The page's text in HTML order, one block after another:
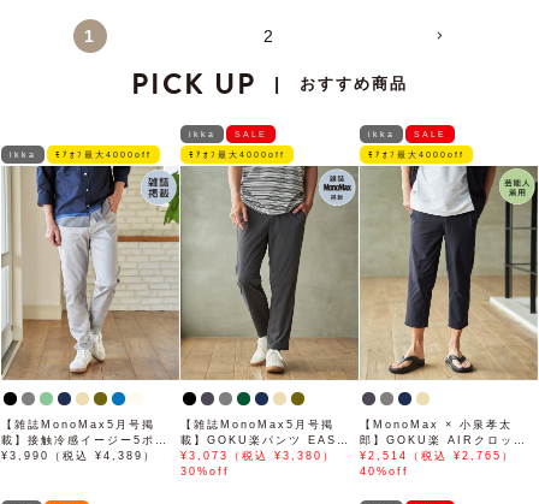
1 2
PICK UP | おすすめ商品
ikka ﾓｱｵﾌ最大4000off
【雑誌MonoMax5月号掲
載】接触冷感イージー5ポケ
ット
¥3,990（税込 ¥4,389）
ikka SALE
ﾓｱｵﾌ最大4000off
【雑誌MonoMax5月号掲
載】GOKU楽パンツ EASY
STRETCH 冷感アンクル
【接触冷感】「小泉孝太郎さ
¥3,073（税込 ¥3,380）
30%off
ikka SALE
ﾓｱｵﾌ最大4000off
【MonoMax × 小泉孝太
郎】GOKU楽 AIRクロップ
ドパンツ「小泉孝太郎さん着
用モデル」
¥2,514（税込 ¥2,765）
40%off